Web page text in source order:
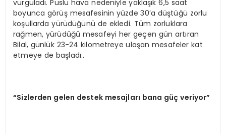
vurguladı. Puslu hava nedeniyle yaklaşık 6,5 saat
boyunca görüş mesafesinin yüzde 30’a düştüğü zorlu
koşullarda yürüdüğünü de ekledi. Tüm zorluklara
rağmen, yürüdüğü mesafeyi her geçen gün artıran
Bilal, günlük 23-24 kilometreye ulaşan mesafeler kat
etmeye de başladı..
“Sizlerden gelen destek mesajları bana güç veriyor”